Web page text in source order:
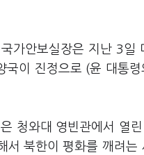
가안보실장은 지난 3일
국이 진정으로 (윤 대통
청와대 영빈관에서 열
서 북한이 평화를 깨려